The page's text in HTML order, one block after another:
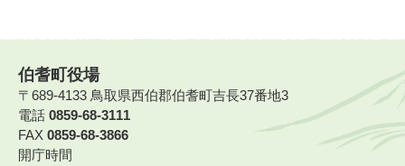
伯耆町役場
〒689-4133 鳥取県西伯郡伯耆町吉長37番地3
電話 0859-68-3111
FAX 0859-68-3866
開庁時間